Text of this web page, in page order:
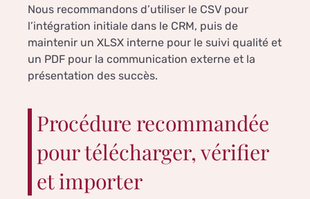
Nous recommandons d’utiliser le CSV pour
l’intégration initiale dans le CRM, puis de
maintenir un XLSX interne pour le suivi qualité et
un PDF pour la communication externe et la
présentation des succès.
Procédure recommandée
pour télécharger, vérifier
et importer